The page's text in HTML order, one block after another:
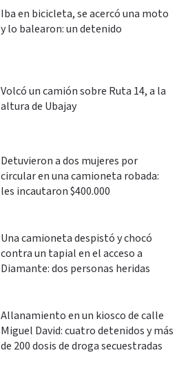
Iba en bicicleta, se acercó una moto
y lo balearon: un detenido
Volcó un camión sobre Ruta 14, a la
altura de Ubajay
Detuvieron a dos mujeres por
circular en una camioneta robada:
les incautaron $400.000
Una camioneta despistó y chocó
contra un tapial en el acceso a
Diamante: dos personas heridas
Allanamiento en un kiosco de calle
Miguel David: cuatro detenidos y más
de 200 dosis de droga secuestradas